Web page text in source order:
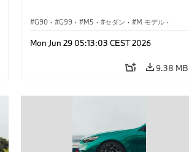
G90 · G99 · M5 · セダン · M モデル ·
Mon Jun 29 05:13:03 CEST 2026
9.38 MB